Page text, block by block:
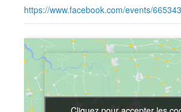
https://www.facebook.com/events/